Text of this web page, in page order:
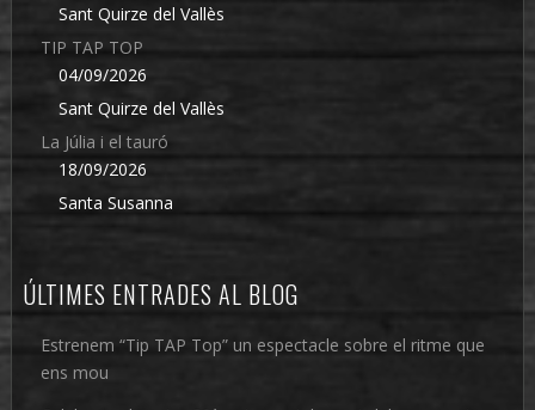
Sant Quirze del Vallès
TIP TAP TOP
04/09/2026
Sant Quirze del Vallès
La Júlia i el tauró
18/09/2026
Santa Susanna
ÚLTIMES ENTRADES AL BLOG
Estrenem “Tip TAP Top” un espectacle sobre el ritme que
ens mou